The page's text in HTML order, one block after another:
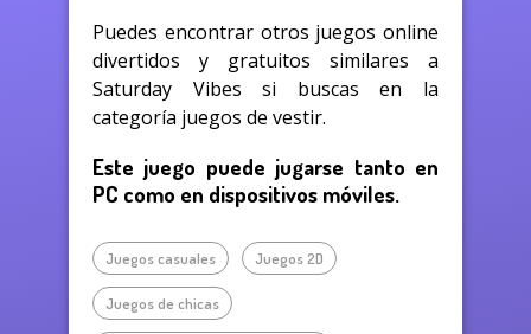
Puedes encontrar otros juegos online
divertidos y gratuitos similares a
Saturday Vibes si buscas en la
categoría juegos de vestir.
Este juego puede jugarse tanto en
PC como en dispositivos móviles.
Juegos casuales Juegos 2D
Juegos de chicas